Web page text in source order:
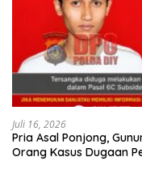
Juli 16, 2026
Pria Asal Ponjong,
Orang Kasus Dugaan